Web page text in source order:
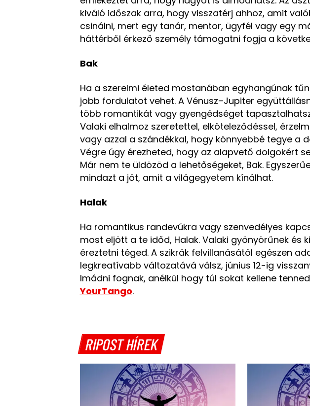
kiváló időszak arra, hogy visszatérj ahhoz, amit
csinálni, mert egy tanár, mentor, ügyfél vagy egy
háttérből érkező személy támogatni fogja a
Bak
Ha a szerelmi életed mostanában egyhangúnak
jobb fordulatot vehet. A Vénusz–Jupiter
több romantikát vagy gyengédséget
Valaki elhalmoz szeretettel, elköteleződéssel,
vagy azzal a szándékkal, hogy könnyebbé tegye a
Végre úgy érezheted, hogy az alapvető dolgokért
Már nem te üldözöd a lehetőségeket, Bak.
mindazt a jót, amit a világegyetem kínálhat.
Halak
Ha romantikus randevúkra vagy szenvedélyes
most eljött a te időd, Halak. Valaki gyönyörűnek és
éreztetni téged. A szikrák felvillanásától egészen
legkreatívabb változatává válsz, június 12-ig
Imádni fognak, anélkül hogy túl sokat kellene
YourTango.
RIPOST HÍREK